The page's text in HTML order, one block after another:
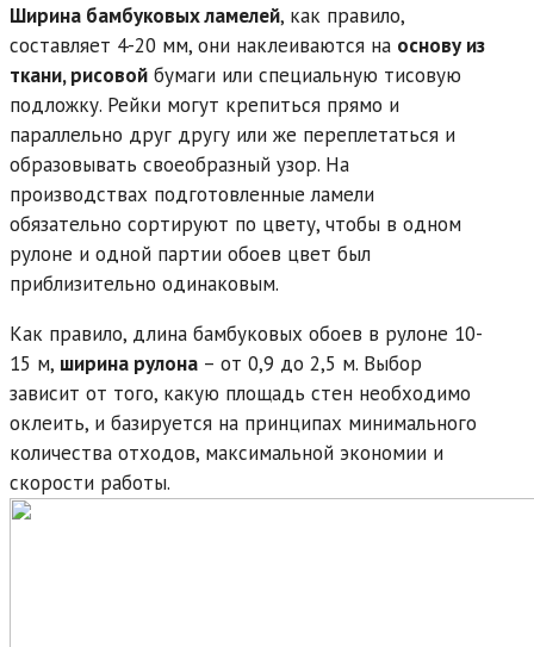
Ширина бамбуковых ламелей, как правило,
составляет 4-20 мм, они наклеиваются на основу из
ткани, рисовой бумаги или специальную тисовую
подложку. Рейки могут крепиться прямо и
параллельно друг другу или же переплетаться и
образовывать своеобразный узор. На
производствах подготовленные ламели
обязательно сортируют по цвету, чтобы в одном
рулоне и одной партии обоев цвет был
приблизительно одинаковым.
Как правило, длина бамбуковых обоев в рулоне 10-
15 м, ширина рулона – от 0,9 до 2,5 м. Выбор
зависит от того, какую площадь стен необходимо
оклеить, и базируется на принципах минимального
количества отходов, максимальной экономии и
скорости работы.